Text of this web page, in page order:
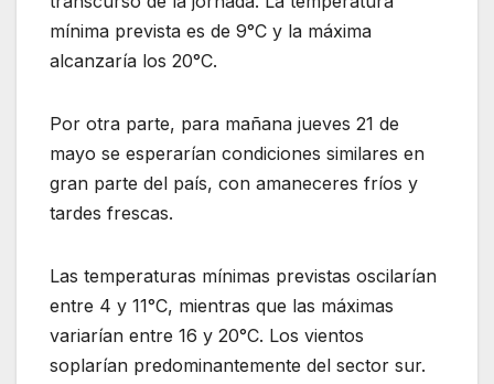
mínima prevista es de 9°C y la máxima
alcanzaría los 20°C.
Por otra parte, para mañana jueves 21 de
mayo se esperarían condiciones similares en
gran parte del país, con amaneceres fríos y
tardes frescas.
Las temperaturas mínimas previstas oscilarían
entre 4 y 11°C, mientras que las máximas
variarían entre 16 y 20°C. Los vientos
soplarían predominantemente del sector sur.